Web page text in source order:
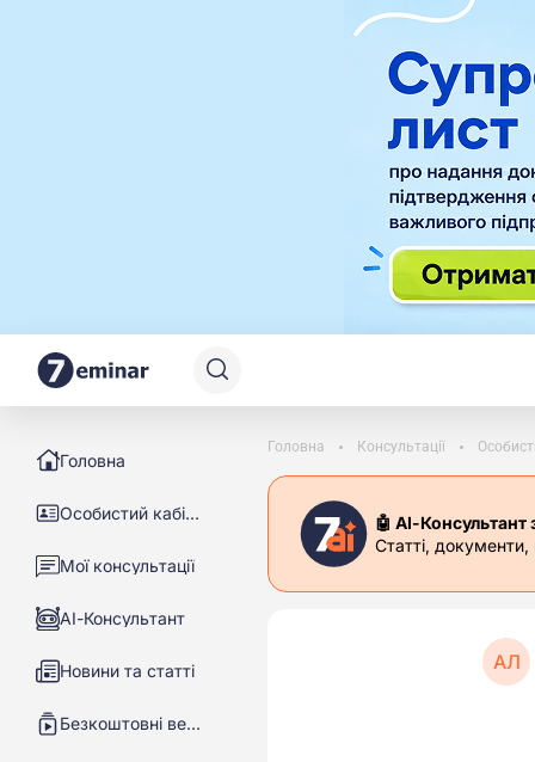
Головна
Особистий кабінет
Мої консультації
АІ-Консультант
Новини та статті
Безкоштовні вебінари
Головна Консультації
🤖 АІ-Консультант
Статті,
АЛ